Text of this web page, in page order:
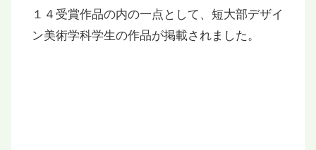
１４受賞作品の内の一点として、短大部デザイ
ン美術学科学生の作品が掲載されました。